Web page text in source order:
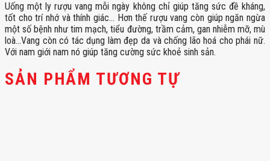
Uống một ly rượu vang mỗi ngày không chỉ giúp tăng sức đề kháng,
tốt cho trí nhớ và thính giác… Hơn thế rượu vang còn giúp ngăn ngừa
một số bệnh như tim mạch, tiểu đường, trầm cảm, gan nhiễm mỡ, mù
loà…Vang còn có tác dụng làm đẹp da và chống lão hoá cho phái nữ.
Với nam giới nam nó giúp tăng cường sức khoẻ sinh sản.
SẢN PHẨM TƯƠNG TỰ